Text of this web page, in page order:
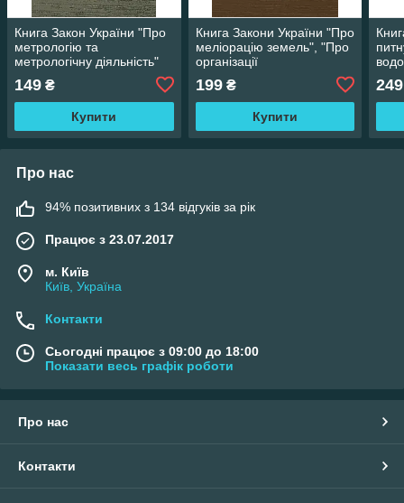
Книга Закон України "Про
метрологію та
метрологічну діяльність"
149 ₴
Купити
Книга Закони України "Про
меліорацію земель", "Про
організації
стимулювання" Паливода
А.В.
199₴
Купити
249
Про нас
94% позитивних з 134 відгуків за рік
Працює з 23.07.2017
м. Київ
Київ, Україна
Контакти
Сьогодні працює з 09:00 до 18:00
Показати весь графік роботи
Про нас
Контакти